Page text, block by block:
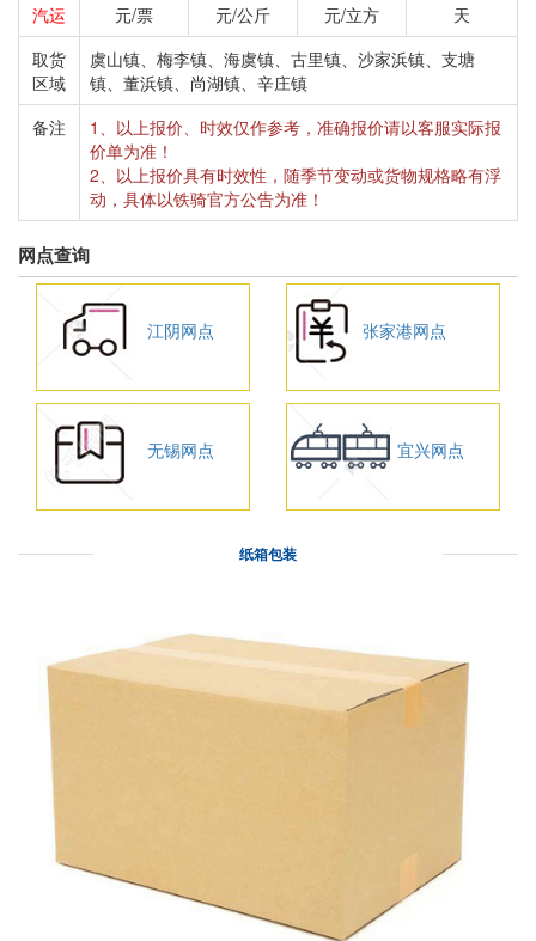
汽运
元/票
元/公斤
元/立方
天
取货
区域
虞山镇、梅李镇、海虞镇、古里镇、沙家浜镇、支塘
镇、董浜镇、尚湖镇、辛庄镇
备注
1、以上报价、时效仅作参考，准确报价请以客服实际报
价单为准！
2、以上报价具有时效性，随季节变动或货物规格略有浮
动，具体以铁骑官方公告为准！
网点查询
江阴网点 张家港网点
无锡网点 宜兴网点
纸箱包装